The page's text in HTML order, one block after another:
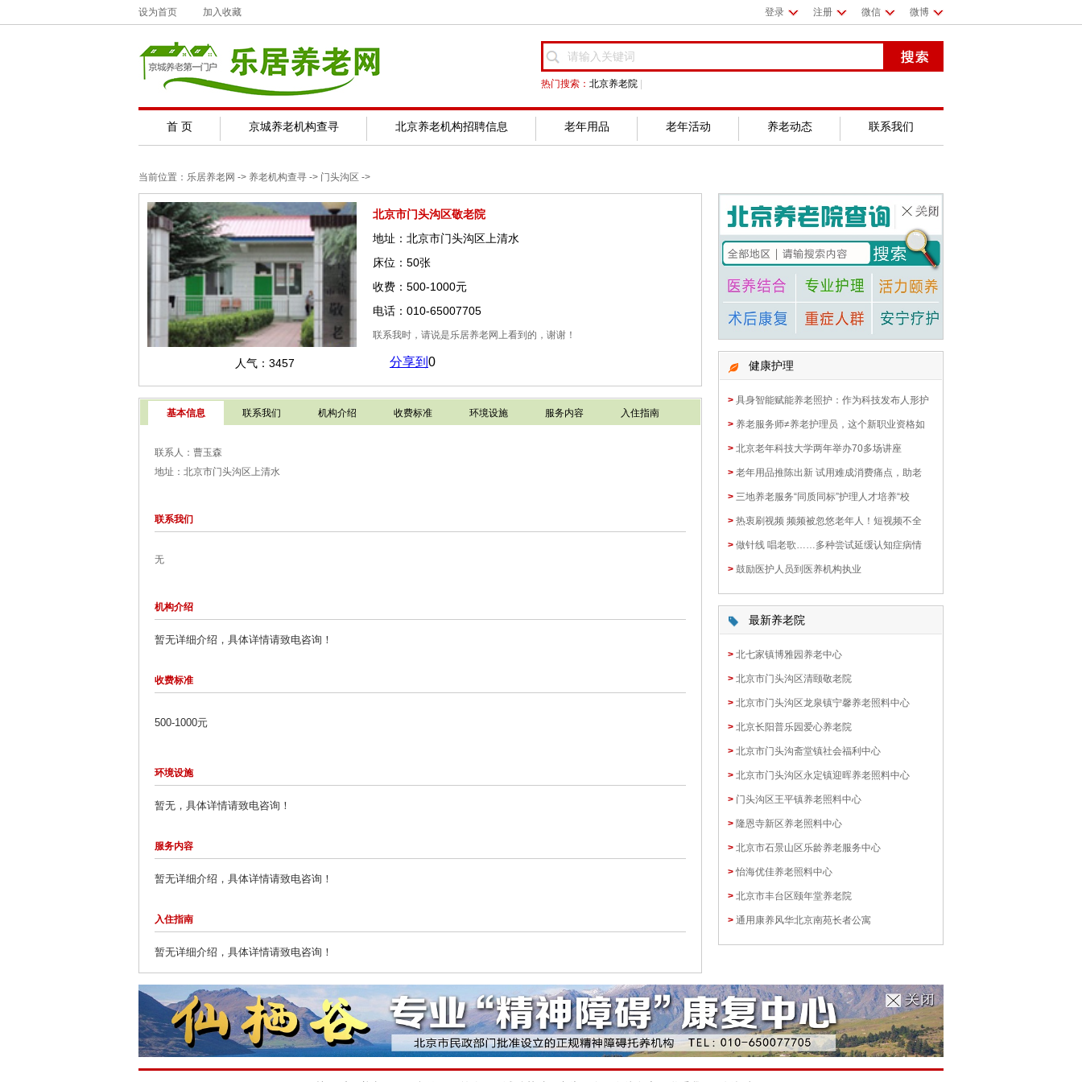
设为首页 加入收藏 微博
微信
注册
登录
热门搜索： 北京养老院
首 页 京城养老机构查寻 北京养老机构招聘信息 老年用品 老年活动 养老动态 联系我们
当前位置： 乐居养老网 -> 养老机构查寻 -> 门头沟区 ->
北京市门头沟区敬老院
地址：北京市门头沟区上清水
床位：50张
收费：500-1000元
电话：010-65007705
联系我时，请说是乐居养老网上看到的，谢谢！
人气：3457 分享到 0
基本信息 联系我们 机构介绍 收费标准 环境设施 服务内容 入住指南
联系人：曹玉森
地址：北京市门头沟区上清水
联系我们
无
机构介绍
暂无详细介绍，具体详情请致电咨询！
收费标准
500-1000元
环境设施
暂无，具体详情请致电咨询！
服务内容
暂无详细介绍，具体详情请致电咨询！
入住指南
暂无详细介绍，具体详情请致电咨询！
健康护理
> 具身智能赋能养老照护：作为科技发布人形护
> 养老服务师≠养老护理员，这个新职业资格如
> 北京老年科技大学两年举办70多场讲座
> 老年用品推陈出新 试用难成消费痛点，助老
> 三地养老服务“同质同标”护理人才培养“校
> 热衷刷视频 频频被忽悠老年人！短视频不全
> 做针线 唱老歌……多种尝试延缓认知症病情
> 鼓励医护人员到医养机构执业
最新养老院
> 北七家镇博雅园养老中心
> 北京市门头沟区清颐敬老院
> 北京市门头沟区龙泉镇宁馨养老照料中心
> 北京长阳普乐园爱心养老院
> 北京市门头沟斋堂镇社会福利中心
> 北京市门头沟区永定镇迎晖养老照料中心
> 门头沟区王平镇养老照料中心
> 隆恩寺新区养老照料中心
> 北京市石景山区乐龄养老服务中心
> 怡海优佳养老照料中心
> 北京市丰台区颐年堂养老院
> 通用康养风华北京南苑长者公寓